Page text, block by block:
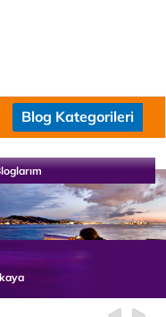
Blog Kategorileri